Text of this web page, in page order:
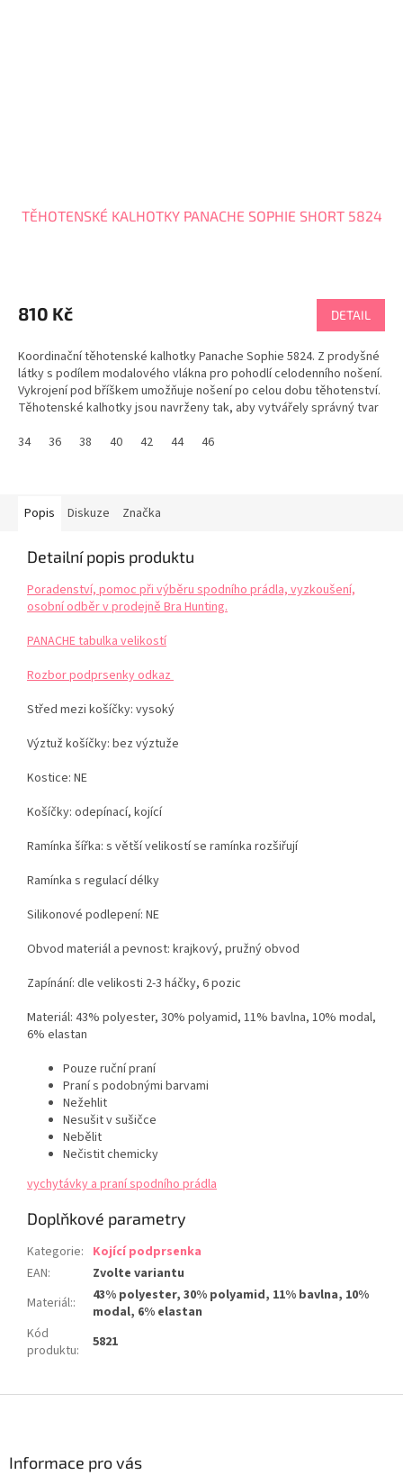
TĚHOTENSKÉ KALHOTKY PANACHE SOPHIE SHORT 5824
810 Kč DETAIL
Koordinační těhotenské kalhotky Panache Sophie 5824. Z prodyšné
látky s podílem modalového vlákna pro pohodlí celodenního nošení.
Vykrojení pod bříškem umožňuje nošení po celou dobu těhotenství.
Těhotenské kalhotky jsou navrženy tak, aby vytvářely správný tvar
34
36 38 40 42 44 46
Popis Diskuze Značka
Detailní popis produktu
Poradenství, pomoc při výběru spodního prádla, vyzkoušení,
osobní odběr v prodejně Bra Hunting.
PANACHE tabulka velikostí
Rozbor podprsenky odkaz
Střed mezi košíčky: vysoký
Výztuž košíčky: bez výztuže
Kostice: NE
Košíčky: odepínací, kojící
Ramínka šířka: s větší velikostí se ramínka rozšiřují
Ramínka s regulací délky
Silikonové podlepení: NE
Obvod materiál a pevnost: krajkový, pružný obvod
Zapínání: dle velikosti 2-3 háčky, 6pozic
Materiál: 43% polyester, 30% polyamid, 11% bavlna, 10% modal,
6% elastan
Pouze ruční praní
Praní s podobnými barvami
Nežehlit
Nesušit v sušičce
Nebělit
Nečistit chemicky
vychytávky a praní spodního prádla
Doplňkové parametry
Kategorie: Kojící podprsenka
EAN:
Zvolte variantu
Materiál::
43% polyester, 30% polyamid, 11% bavlna, 10%
modal, 6% elastan
Kód
produktu: 5821
Informace pro vás